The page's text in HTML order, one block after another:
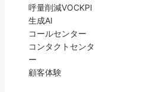
呼量削減VOCKPI
生成AI
コールセンター
コンタクトセンタ
ー
顧客体験